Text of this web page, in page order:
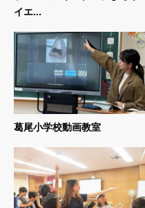
イエ...
葛尾小学校動画教室